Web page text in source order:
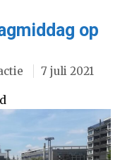
op
7 juli 2021